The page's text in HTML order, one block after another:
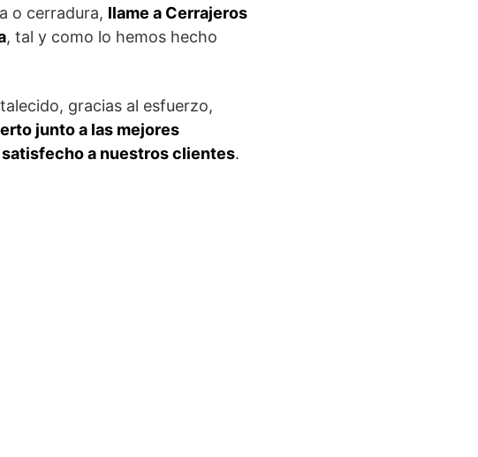
o cerradura, llame a Cerrajeros
, tal y como lo hemos hecho
gracias al esfuerzo,
junto a las mejores
a nuestros clientes.